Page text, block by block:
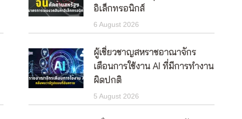
อิเล็กทรอนิกส์
6 August 2026
ผู้เชี่ยวชาญสหราชอาณาจักร
เตือนการใช้งาน AI ที่มีการทำงาน
ผิดปกติ
5 August 2026